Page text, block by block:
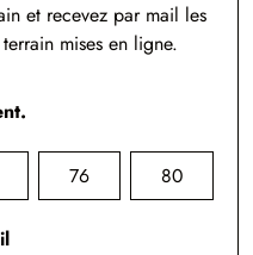
et recevez par mail les
mises en ligne.
76 80